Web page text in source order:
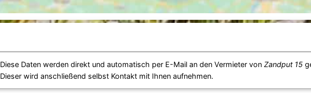
Diese Daten werden direkt und automatisch per E-Mail an den Vermieter von Zandput 15
Dieser wird anschließend selbst Kontakt mit Ihnen aufnehmen.